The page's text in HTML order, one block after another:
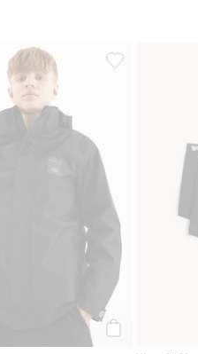
Lägg till i favoriter